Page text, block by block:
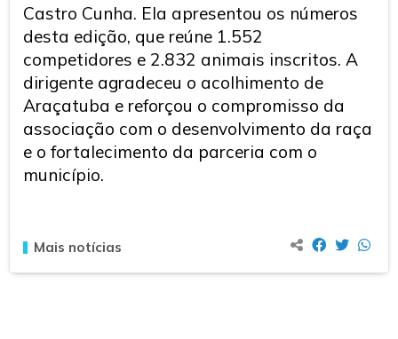
Castro Cunha. Ela apresentou os números
desta edição, que reúne 1.552
competidores e 2.832 animais inscritos. A
dirigente agradeceu o acolhimento de
Araçatuba e reforçou o compromisso da
associação com o desenvolvimento da raça
e o fortalecimento da parceria com o
município.
Mais notícias